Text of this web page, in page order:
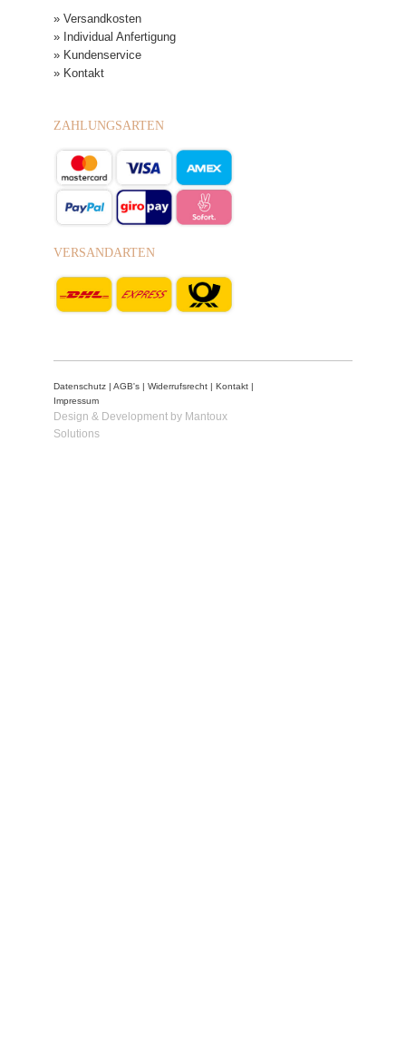
» Versandkosten
» Individual Anfertigung
» Kundenservice
» Kontakt
ZAHLUNGSARTEN
VERSANDARTEN
Datenschutz AGB's Widerrufsrecht Kontakt
Impressum
Design & Development by Mantoux
Solutions